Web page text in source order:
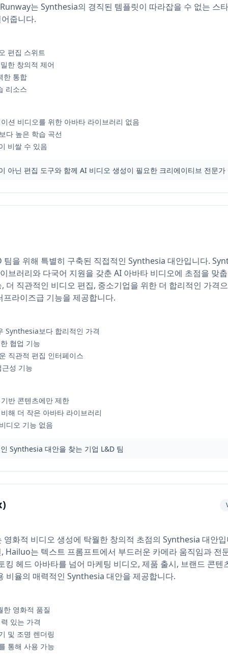
는 Synthesia의 경직된 템플릿이 따라잡을 수 없는 스
줍니다.
편집 스위트
한 창의적 제어
한 통합
리소스
션 비디오를 위한 아바타 라이브러리 없음
다 높은 학습 곡선
비쌀 수 있음
아닌 편집 도구와 함께 AI 비디오 생성이 필요한 크리에이티브 전문가
을 위해 특별히 구축된 직접적인 Synthesia 대안입니다.
브러리와 다국어 지원을 갖춘 AI 아바타 비디오에 초점을 맞
더 직관적인 비디오 편집, 중소기업을 위한 더 합리적인 가격
라이즈급 기능을 제공합니다.
Synthesia보다 합리적인 가격
협업 기능
직관적 편집 인터페이스
성 기능
반 콘텐츠에만 제한
해 더 작은 아바타 라이브러리
디오 기능 없음
Synthesia 대안을 찾는 기업 L&D 팀
화적 비디오 생성에 탁월한 창의적 초점의 Synthesia 대안
Hailuo는 텍스트 프롬프트에서 부드러운 카메라 움직임과 전
킹 헤드 아바타를 넘어 마케팅 비디오, 제품 출시, 브랜드 콘텐
비율의 매력적인 Synthesia 대안을 제공합니다.
한 영화적 품질
있는 가격
및 조명 렌더링
통해 사용 가능